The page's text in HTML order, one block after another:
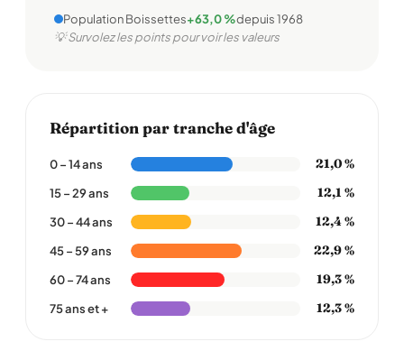
Population Boissettes+63,0 %depuis 1968
💡 Survolez les points pour voir les valeurs
Répartition par tranche d'âge
0 – 14 ans 21,0 %
15 – 29 ans 12,1 %
30 – 44 ans 12,4 %
45 – 59 ans 22,9 %
60 – 74 ans 19,3 %
75 ans et + 12,3 %